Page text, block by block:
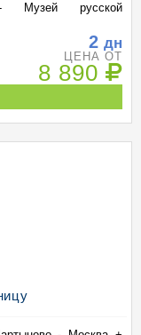
- Музей русской
2 дн
ЦЕНА ОТ
8 890